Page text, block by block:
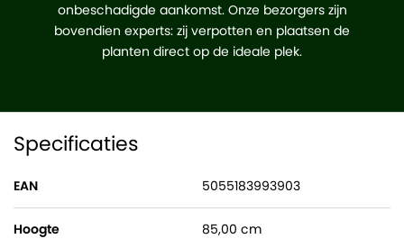
onbeschadigde aankomst. Onze bezorgers zijn
bovendien experts: zij verpotten en plaatsen de
planten direct op de ideale plek.
Specificaties
EAN 5055183993903
Hoogte 85,00 cm